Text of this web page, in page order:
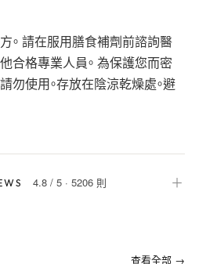
。 請在服用膳食補劑前諮詢醫
合格專業人員。 為保護您而密
勿使用。存放在陰涼乾燥處。避
4.8 /5 ·5206 則 ＋
查看全部 →